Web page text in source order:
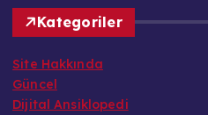
Kategoriler
Site Hakkında
Güncel
Dijital Ansiklopedi